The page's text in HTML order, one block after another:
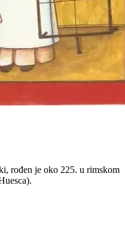
rođen je oko 225. u rimskom